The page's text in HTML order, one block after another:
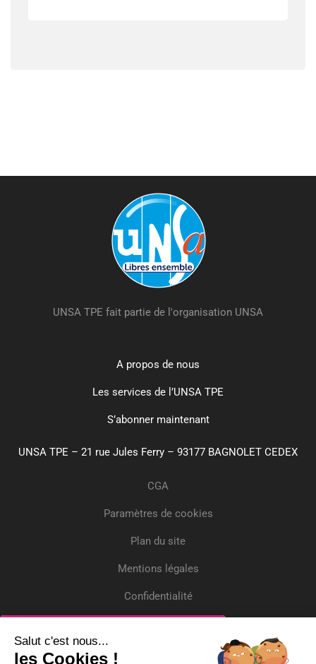
UNSA TPE fait partie de l'organisation UNSA
A propos de nous
Les services de l’UNSA TPE
S’abonner maintenant
UNSA TPE – 21 rue Jules Ferry – 93177 BAGNOLET CEDEX
CGA
Paramètres de cookies
Plan du site
Mentions légales
Confidentialité
Salut c'est nous...
les Cookies !